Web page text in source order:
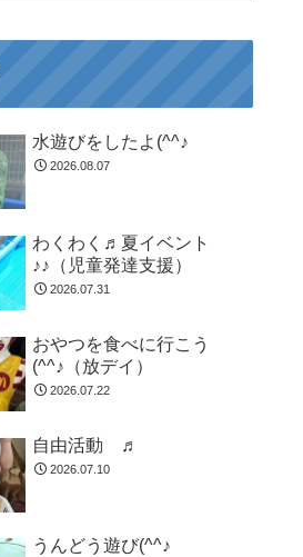
水遊びをしたよ(^^♪
2026.08.07
わくわく♬夏イベント
♪♪（児童発達支援）
2026.07.31
おやつを食べに行こう
(^^♪（放デイ）
2026.07.22
自由活動 ♬
2026.07.10
うんどう遊び(^^♪